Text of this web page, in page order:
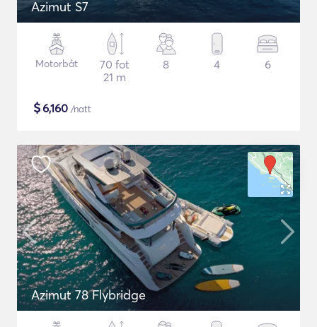
Azimut S7
Motorbåt
70 fot
21 m
8 4 6
$6,160 /natt
Azimut 78 Flybridge